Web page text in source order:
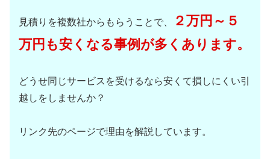
見積りを複数社からもらうことで、
２万円～５
万円も安くなる事例が多くあります。
どうせ同じサービスを受けるなら安くて損しにくい引
越しをしませんか？
リンク先のページで理由を解説しています。